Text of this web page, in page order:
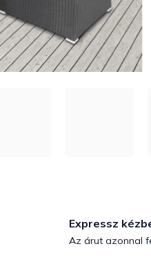
Expressz
Az árut azonnal